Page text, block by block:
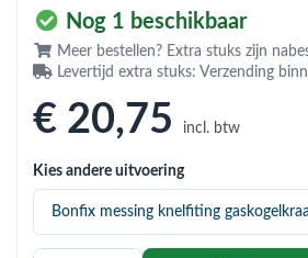
(Installatiemateriaal)
(Rookkanalen)
(Sanitair)
(Verwarming, kachels & ketels)
(Zonneboilersets & onderdelen)
(Warmtepompen en
Nog 1 beschikbaar
Meer bestellen? Extra stuks zijn
Levertijd extra stuks: Verzending
€ 20,75 incl. btw
Kies andere uitvoering